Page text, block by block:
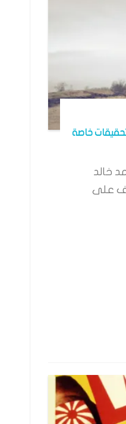
خاصة
خالد
على